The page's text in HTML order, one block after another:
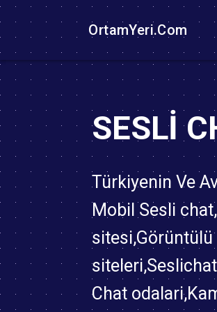
OrtamYeri.Com
SESLI
Türkiyenin Ve
Mobil Sesli
Chat